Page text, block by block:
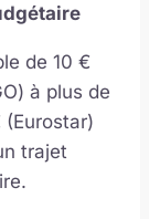
de 10 €
à plus de
trajet